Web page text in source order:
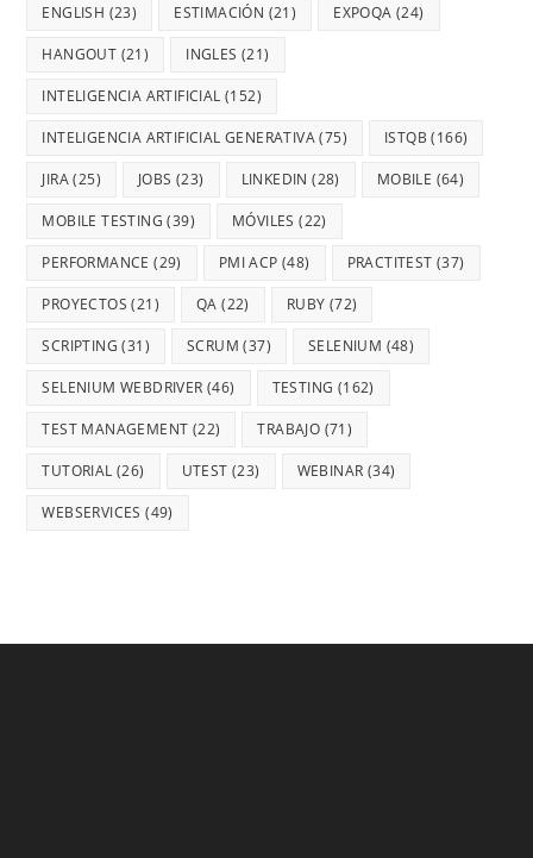
ENGLISH (23) ESTIMACIÓN (21) EXPOQA (24)
HANGOUT (21) INGLES (21)
INTELIGENCIA ARTIFICIAL (152)
INTELIGENCIA ARTIFICIAL GENERATIVA(75) ISTQB (166)
JIRA(25) JOBS (23) LINKEDIN (28) MOBILE (64)
MOBILE TESTING (39) MÓVILES (22)
PERFORMANCE (29) PMI ACP (48) PRACTITEST (37)
PROYECTOS (21) QA (22) RUBY (72)
SCRIPTING (31) SCRUM (37) SELENIUM (48)
SELENIUM WEBDRIVER (46) TESTING (162)
TEST MANAGEMENT (22) TRABAJO (71)
TUTORIAL (26) UTEST (23) WEBINAR (34)
WEBSERVICES (49)